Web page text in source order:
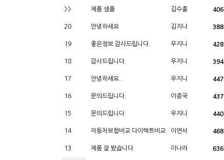
>> 제품 샘플 김수홍 406
20 안녕하세요 김지나 388
19 좋은정보 감사드립니다. 우지니 428
18 감사드립니다. 우지니 394
17 안녕하세요.. 우지니 447
16 문의드립니다. 이종국 437
15 문의드립니다. 우지니 440
14 자동차보험비교 다이렉트비교 이연서 468
13 제품 잘 봤습니다. 이나라 636